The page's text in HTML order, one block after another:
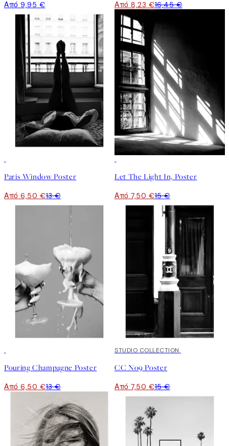
Από 9,95 € Από 8,23 €16,45 €
Paris Window Poster
Από 6,50 €13 €
Let The Light In, Poster
Από 7,50 €15 €
Pouring Champagne Poster
Από 6,50 €13 €
50%*
STUDIO COLLECTION
CC No9 Poster
Από 7,50 €15 €